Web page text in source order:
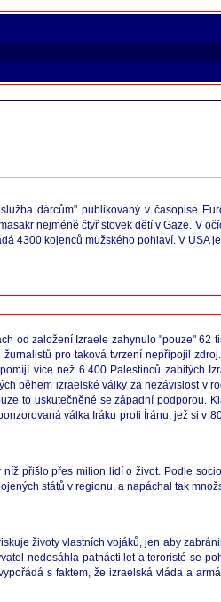
dárcům" publikovaný v časopise
nejméně čtyř stovek dětí v Gaze. V
4300 kojenců mužského pohlaví. V USA
od založení Izraele zahynulo "pouze" 62
pro taková tvrzení nepřipojil
více než 6.400 Palestinců zabitých
během izraelské války za nezávislost v
to uskutečněné se západní podporou.
válka Iráku proti Íránu, jež si v
přišlo přes milion lidí o život. Podle
států v regionu, a napáchal tak
životy vlastních vojáků, jen aby
nedosáhla patnácti let a teroristé se
s faktem, že izraelská vláda a